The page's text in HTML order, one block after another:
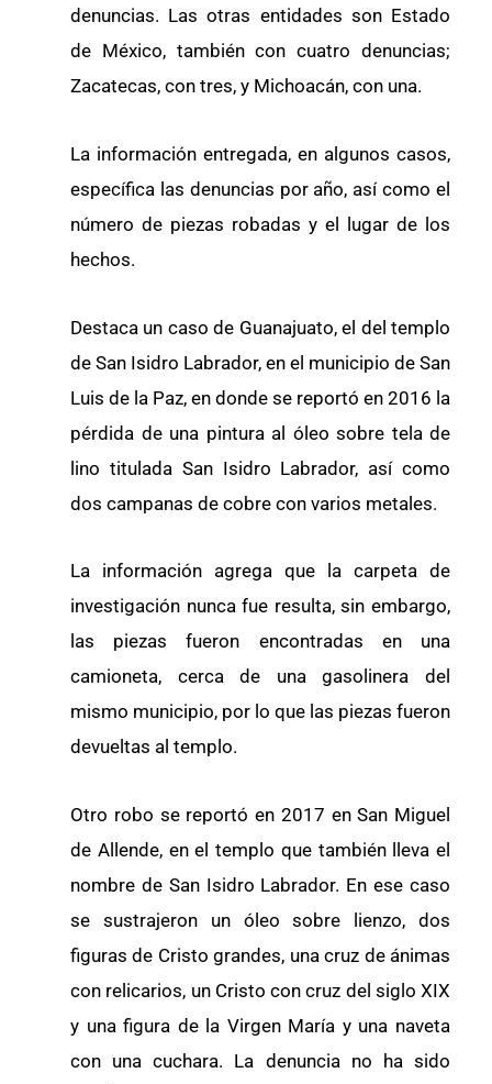
denuncias. Las otras entidades son Estado
de México, también con cuatro denuncias;
Zacatecas, con tres, y Michoacán, con una.
La información entregada, en algunos casos,
específica las denuncias por año, así como el
número de piezas robadas y el lugar de los
hechos.
Destaca un caso de Guanajuato, el del templo
de San Isidro Labrador, en el municipio de San
Luis de la Paz, en donde se reportó en 2016 la
pérdida de una pintura al óleo sobre tela de
lino titulada San Isidro Labrador, así como
dos campanas de cobre con varios metales.
La información agrega que la carpeta de
investigación nunca fue resulta, sin embargo,
las piezas fueron encontradas en una
camioneta, cerca de una gasolinera del
mismo municipio, por lo que las piezas fueron
devueltas al templo.
Otro robo se reportó en 2017 en San Miguel
de Allende, en el templo que también lleva el
nombre de San Isidro Labrador. En ese caso
se sustrajeron un óleo sobre lienzo, dos
figuras de Cristo grandes, una cruz de ánimas
con relicarios, un Cristo con cruz del siglo XIX
y una figura de la Virgen María y una naveta
con una cuchara. La denuncia no ha sido